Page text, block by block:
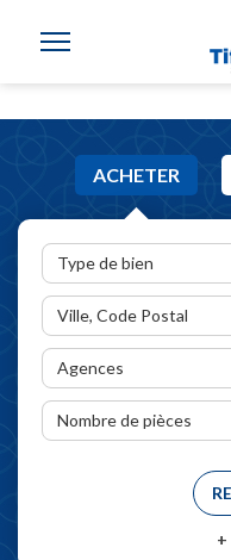
ACHETER
Type de bien
Ville, Code Postal
Agences
Nombre de pièces
+